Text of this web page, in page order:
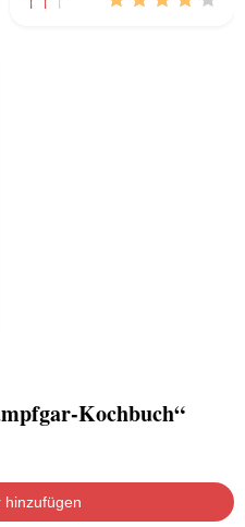
Kochbuch“
hinzufügen